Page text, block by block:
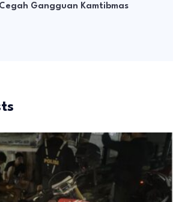
Gangguan Kamtibmas